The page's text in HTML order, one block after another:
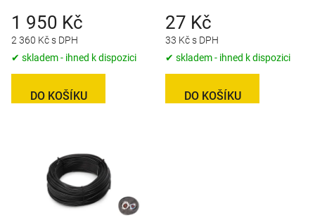
k
ů
2 360 Kč s DPH
1 950 Kč
✔ skladem - ihned k dispozici
DO KOŠÍKU
33 Kč s DPH
27 Kč
✔ skladem - ihned k dispozici
DO KOŠÍKU